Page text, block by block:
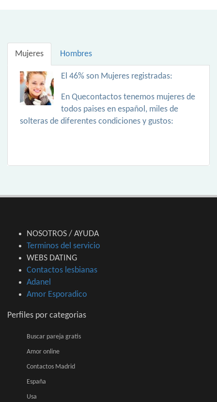
Mujeres Hombres
El 46% son Mujeres registradas:
En Quecontactos tenemos mujeres de
todos paises en español, miles de
solteras de diferentes condiciones y gustos:
NOSOTROS / AYUDA
Terminos del servicio
WEBS DATING
Contactos lesbianas
Adanel
Amor Esporadico
Perfiles por categorias
Buscar pareja gratis
Amor online
Contactos Madrid
España
Usa